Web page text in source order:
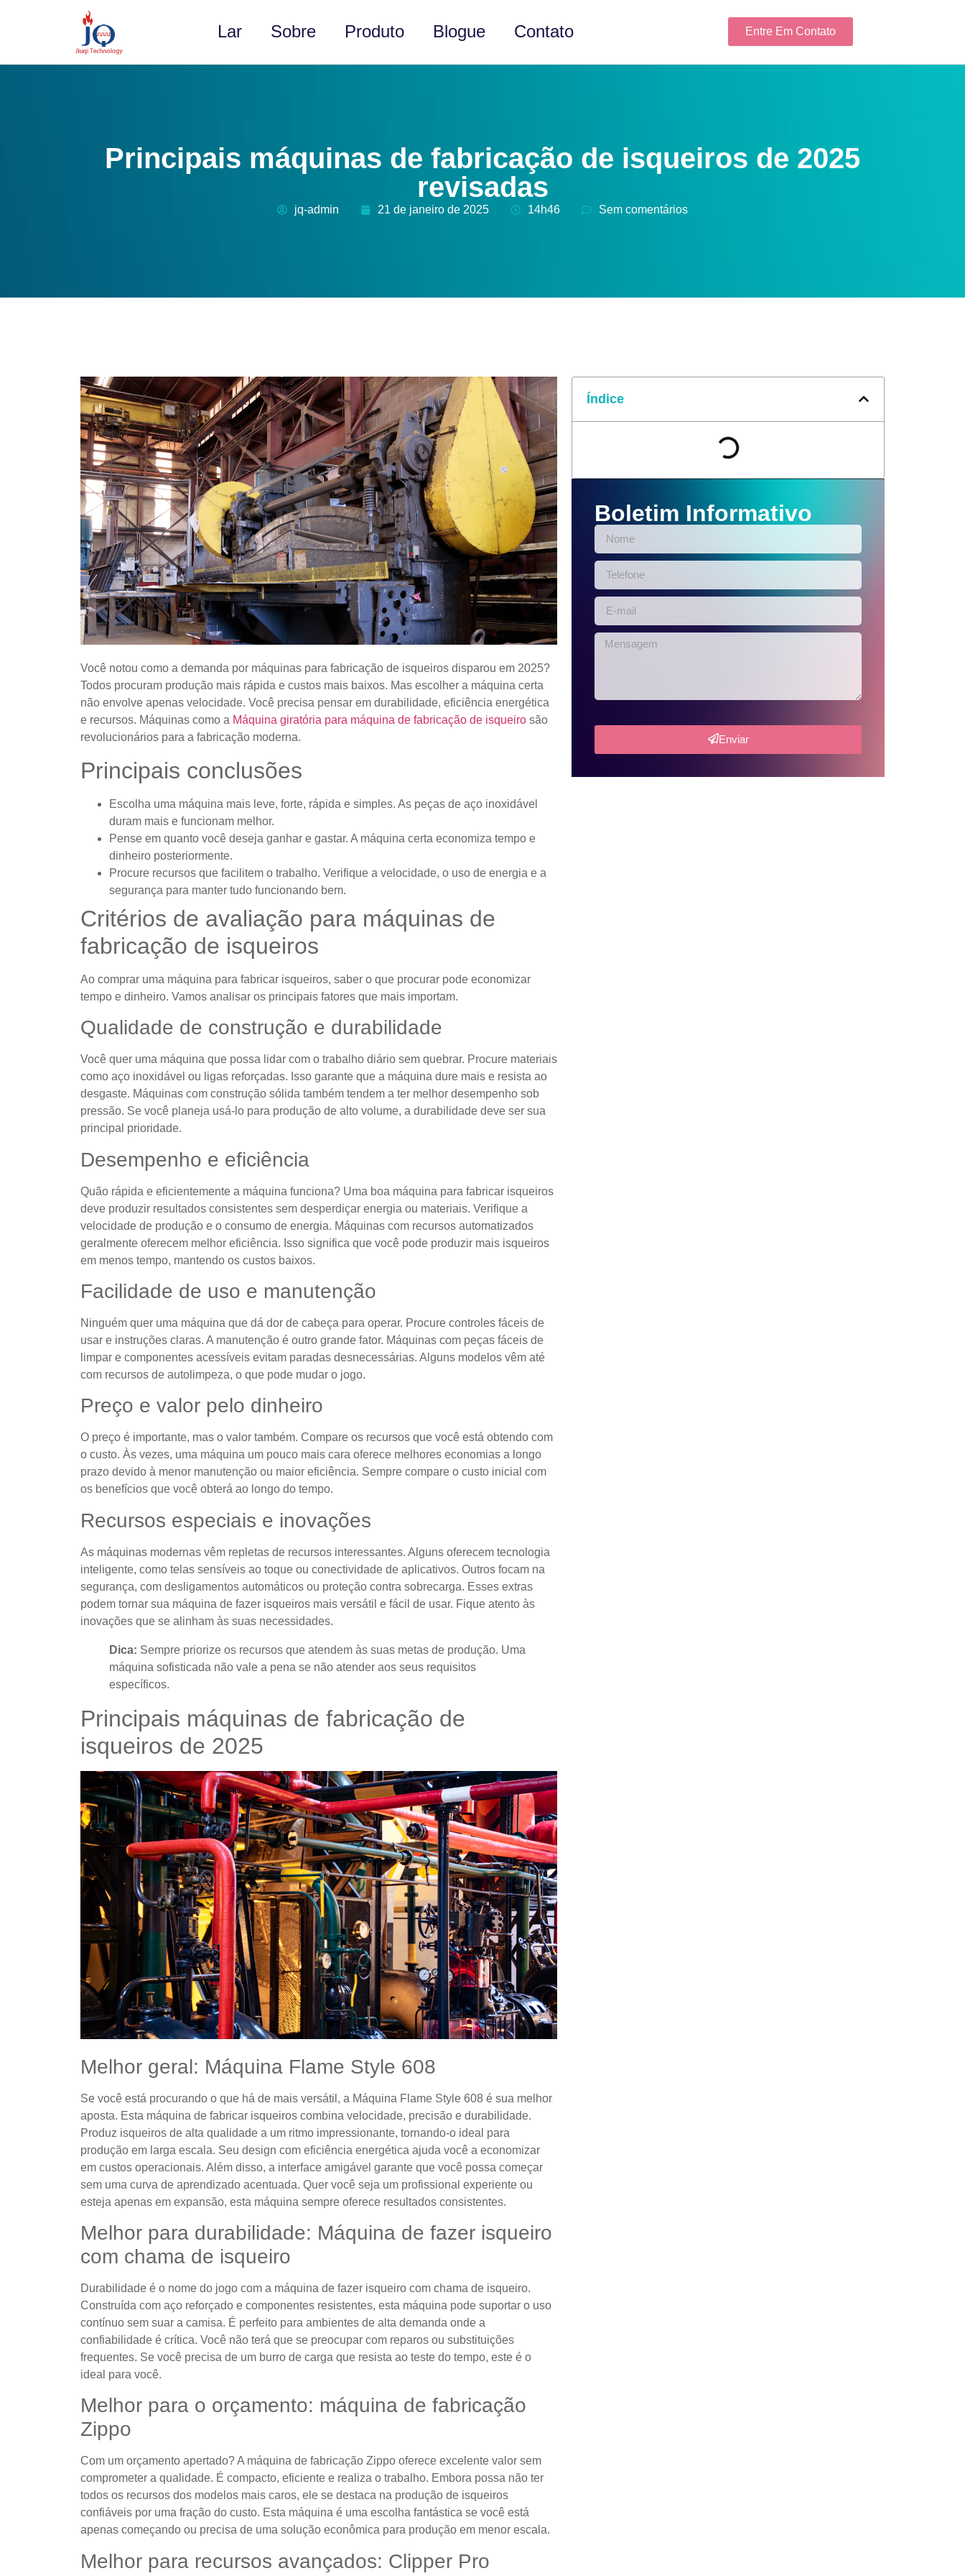
Lar Sobre Produto Blogue Contato Entre Em Contato
Principais máquinas de fabricação de isqueiros de 2025
revisadas
jq-admin 21 de janeiro de 2025 14h46 Sem comentários
Você notou como a demanda por máquinas para fabricação de isqueiros disparou em 2025?
Todos procuram produção mais rápida e custos mais baixos. Mas escolher a máquina certa
não envolve apenas velocidade. Você precisa pensar em durabilidade, eficiência energética
e recursos. Máquinas como a Máquina giratória para máquina de fabricação de isqueiro são
revolucionários para a fabricação moderna.
Principais conclusões
Escolha uma máquina mais leve, forte, rápida e simples. As peças de aço inoxidável
duram mais e funcionam melhor.
Pense em quanto você deseja ganhar e gastar. A máquina certa economiza tempo e
dinheiro posteriormente.
Procure recursos que facilitem o trabalho. Verifique a velocidade, o uso de energia e a
segurança para manter tudo funcionando bem.
Critérios de avaliação para máquinas de
fabricação de isqueiros
Ao comprar uma máquina para fabricar isqueiros, saber o que procurar pode economizar
tempo e dinheiro. Vamos analisar os principais fatores que mais importam.
Qualidade de construção e durabilidade
Você quer uma máquina que possa lidar com o trabalho diário sem quebrar. Procure materiais
como aço inoxidável ou ligas reforçadas. Isso garante que a máquina dure mais e resista ao
desgaste. Máquinas com construção sólida também tendem a ter melhor desempenho sob
pressão. Se você planeja usá-lo para produção de alto volume, a durabilidade deve ser sua
principal prioridade.
Desempenho e eficiência
Quão rápida e eficientemente a máquina funciona? Uma boa máquina para fabricar isqueiros
deve produzir resultados consistentes sem desperdiçar energia ou materiais. Verifique a
velocidade de produção e o consumo de energia. Máquinas com recursos automatizados
geralmente oferecem melhor eficiência. Isso significa que você pode produzir mais isqueiros
em menos tempo, mantendo os custos baixos.
Facilidade de uso e manutenção
Ninguém quer uma máquina que dá dor de cabeça para operar. Procure controles fáceis de
usar e instruções claras. A manutenção é outro grande fator. Máquinas com peças fáceis de
limpar e componentes acessíveis evitam paradas desnecessárias. Alguns modelos vêm até
com recursos de autolimpeza, o que pode mudar o jogo.
Preço e valor pelo dinheiro
O preço é importante, mas o valor também. Compare os recursos que você está obtendo com
o custo. Às vezes, uma máquina um pouco mais cara oferece melhores economias a longo
prazo devido à menor manutenção ou maior eficiência. Sempre compare o custo inicial com
os benefícios que você obterá ao longo do tempo.
Recursos especiais e inovações
As máquinas modernas vêm repletas de recursos interessantes. Alguns oferecem tecnologia
inteligente, como telas sensíveis ao toque ou conectividade de aplicativos. Outros focam na
segurança, com desligamentos automáticos ou proteção contra sobrecarga. Esses extras
podem tornar sua máquina de fazer isqueiros mais versátil e fácil de usar. Fique atento às
inovações que se alinham às suas necessidades.
Dica: Sempre priorize os recursos que atendem às suas metas de produção. Uma
máquina sofisticada não vale a pena se não atender aos seus requisitos
específicos.
Principais máquinas de fabricação de
isqueiros de 2025
Melhor geral: Máquina Flame Style 608
Se você está procurando o que há de mais versátil, a Máquina Flame Style 608 é sua melhor
aposta. Esta máquina de fabricar isqueiros combina velocidade, precisão e durabilidade.
Produz isqueiros de alta qualidade a um ritmo impressionante, tornando-o ideal para
produção em larga escala. Seu design com eficiência energética ajuda você a economizar
em custos operacionais. Além disso, a interface amigável garante que você possa começar
sem uma curva de aprendizado acentuada. Quer você seja um profissional experiente ou
esteja apenas em expansão, esta máquina sempre oferece resultados consistentes.
Melhor para durabilidade: Máquina de fazer isqueiro
com chama de isqueiro
Durabilidade é o nome do jogo com a máquina de fazer isqueiro com chama de isqueiro.
Construída com aço reforçado e componentes resistentes, esta máquina pode suportar o uso
contínuo sem suar a camisa. É perfeito para ambientes de alta demanda onde a
confiabilidade é crítica. Você não terá que se preocupar com reparos ou substituições
frequentes. Se você precisa de um burro de carga que resista ao teste do tempo, este é o
ideal para você.
Melhor para o orçamento: máquina de fabricação
Zippo
Com um orçamento apertado? A máquina de fabricação Zippo oferece excelente valor sem
comprometer a qualidade. É compacto, eficiente e realiza o trabalho. Embora possa não ter
todos os recursos dos modelos mais caros, ele se destaca na produção de isqueiros
confiáveis ​​por uma fração do custo. Esta máquina é uma escolha fantástica se você está
apenas começando ou precisa de uma solução econômica para produção em menor escala.
Melhor para recursos avançados: Clipper Pro
Índice
Boletim Informativo
Enviar